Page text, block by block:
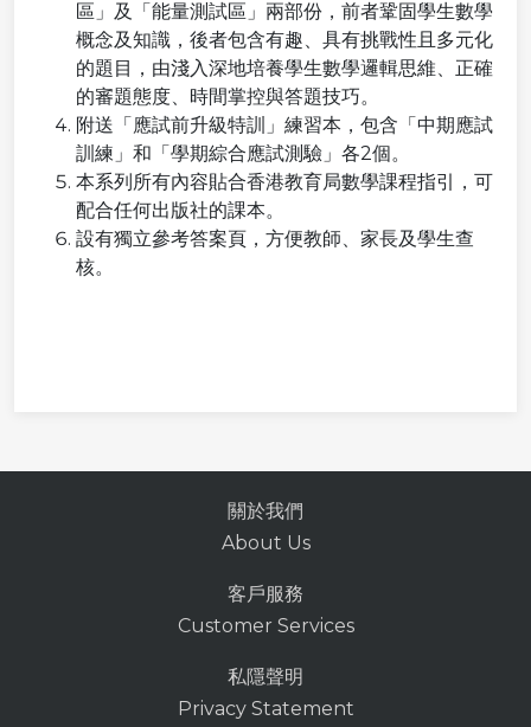
區」及「能量測試區」兩部份，前者鞏固學生數學
概念及知識，後者包含有趣、具有挑戰性且多元化
的題目，由淺入深地培養學生數學邏輯思維、正確
的審題態度、時間掌控與答題技巧。
附送「應試前升級特訓」練習本，包含「中期應試
訓練」和「學期綜合應試測驗」各2個。
本系列所有內容貼合香港教育局數學課程指引，可
配合任何出版社的課本。
設有獨立參考答案頁，方便教師、家長及學生查
核。
關於我們
About Us
客戶服務
Customer Services
私隱聲明
Privacy Statement